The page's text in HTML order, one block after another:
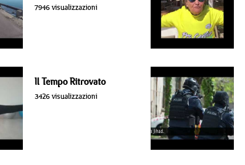
7946 visualizzazioni
Il Tempo Ritrovato
3426 visualizzazioni